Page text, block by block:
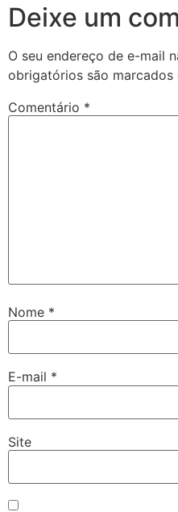
Deixe um
O seu endereço de e-mail
obrigatórios são marcados
Comentário *
Nome *
E-mail *
Site